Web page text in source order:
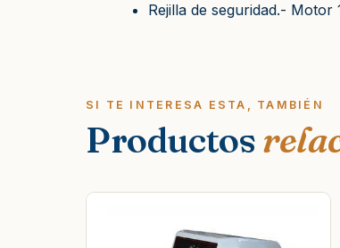
Rejilla de seguridad.- Motor
SI TE INTERESA ESTA, TAMBIÉN
Productos